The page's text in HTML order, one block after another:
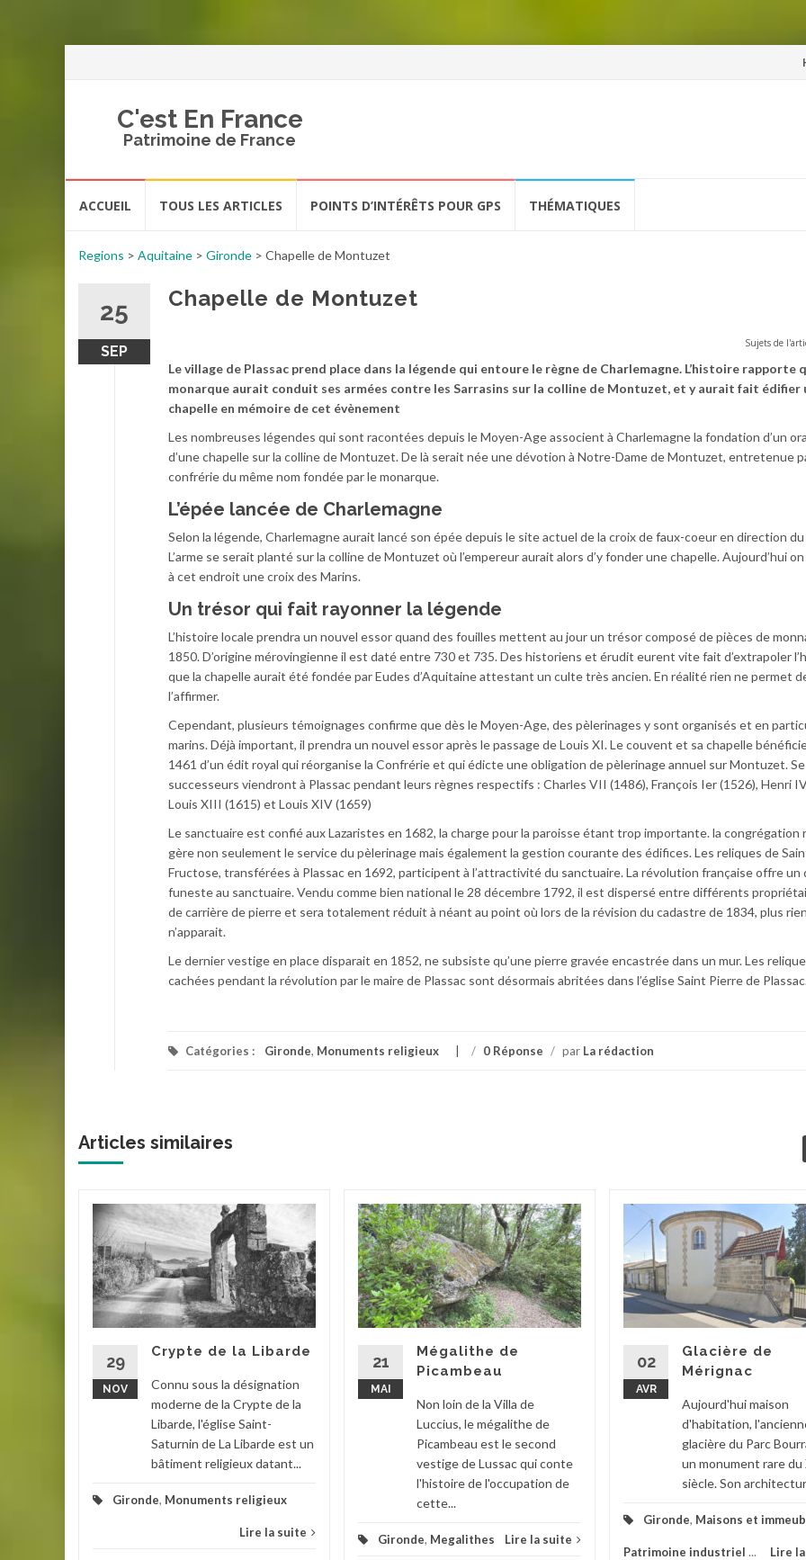
C'est En France
Patrimoine de France
ACCUEIL TOUS LES ARTICLES POINTS D’INTÉRÊTS POUR GPS THÉMATIQUES
Regions > Aquitaine > Gironde > Chapelle de Montuzet
25
SEP
Chapelle de Montuzet
Sujets de
Le village de Plassac prend place dans la légende qui entoure le règne de Charlemagne. L’histoire rapporte
monarque aurait conduit ses armées contre les Sarrasins sur la colline de Montuzet, et y aurait fait édifier
chapelle en mémoire de cet évènement
Les nombreuses légendes qui sont racontées depuis le Moyen-Age associent à Charlemagne la fondation d’un
d’une chapelle sur la colline de Montuzet. De là serait née une dévotion à Notre-Dame de Montuzet, entretenue
confrérie du même nom fondée par le monarque.
L’épée lancée de Charlemagne
Selon la légende, Charlemagne aurait lancé son épée depuis le site actuel de la croix de faux-coeur en direction
L’arme se serait planté sur la colline de Montuzet où l’empereur aurait alors d’y fonder une chapelle. Aujourd’hui
à cet endroit une croix des Marins.
Un trésor qui fait rayonner la légende
L’histoire locale prendra un nouvel essor quand des fouilles mettent au jour un trésor composé de pièces de
1850. D’origine mérovingienne il est daté entre 730 et 735. Des historiens et érudit eurent vite fait d’extrapoler
que la chapelle aurait été fondée par Eudes d’Aquitaine attestant un culte très ancien. En réalité rien ne permet
l’affirmer.
Cependant, plusieurs témoignages confirme que dès le Moyen-Age, des pèlerinages y sont organisés et en
marins. Déjà important, il prendra un nouvel essor après le passage de Louis XI. Le couvent et sa chapelle
1461 d’un édit royal qui réorganise la Confrérie et qui édicte une obligation de pèlerinage annuel sur Montuzet.
successeurs viendront à Plassac pendant leurs règnes respectifs : Charles VII (1486), François Ier (1526), Henri
Louis XIII (1615) et Louis XIV (1659)
Le sanctuaire est confié aux Lazaristes en 1682, la charge pour la paroisse étant trop importante. la congrégation
gère non seulement le service du pèlerinage mais également la gestion courante des édifices. Les reliques de
Fructose, transférées à Plassac en 1692, participent à l’attractivité du sanctuaire. La révolution française offre un
funeste au sanctuaire. Vendu comme bien national le 28 décembre 1792, il est dispersé entre différents
de carrière de pierre et sera totalement réduit à néant au point où lors de la révision du cadastre de 1834, plus rien
n’apparait.
Le dernier vestige en place disparait en 1852, ne subsiste qu’une pierre gravée encastrée dans un mur. Les
cachées pendant la révolution par le maire de Plassac sont désormais abritées dans l’église Saint Pierre de
Catégories : Gironde, Monuments religieux / 0 Réponse / par La rédaction
Articles similaires
29
NOV
Crypte de la Libarde
Connu sous la désignation
moderne de la Crypte de la
Libarde, l'église Saint-
Saturnin de La Libarde est un
bâtiment religieux datant...
Gironde, Monuments religieux
Lire la suite
21
MAI
Mégalithe de
Picambeau
Non loin de la Villa de
Luccius, le mégalithe de
Picambeau est le second
vestige de Lussac qui conte
l'histoire de l'occupation de
cette...
Gironde, Megalithes Lire la suite
02
AVR
Glacière de
Mérignac
Aujourd'hui maison
d'habitation,
glacière du Parc
un monument rare
siècle. Son
Gironde, Maisons et
Patrimoine industriel ... Lire